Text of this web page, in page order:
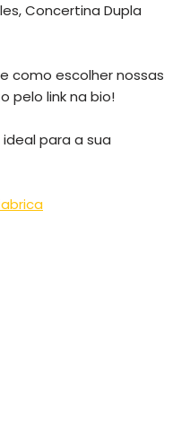
Concertina Dupla
como escolher nossas
pelo link na bio!
para a sua